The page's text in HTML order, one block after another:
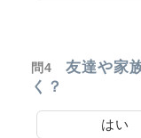
問4
友達や家
く？
はい